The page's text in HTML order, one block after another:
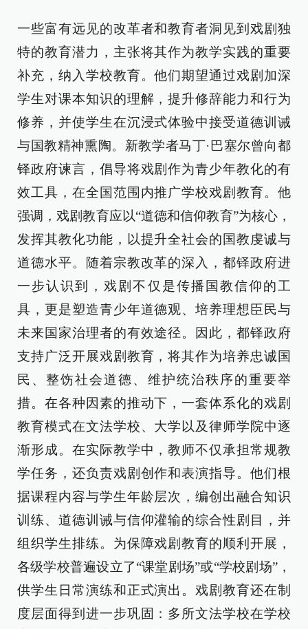
一些富有远见的改革者和教育者洞见到戏剧独
特的教育潜力，主张将其作为教学实践的重要
补充，纳入学校教育。他们期望通过戏剧加深
学生对课本知识的理解，提升修辞能力和行为
修养，并使学生在沉浸式体验中接受道德训诫
与国教精神熏陶。新教学者马丁·巴塞尔曾向都
铎政府谏言，倡导将戏剧作为青少年教化的有
效工具，在全国范围内推广学校戏剧教育。他
强调，戏剧教育应以“道德和信仰教育”为核心，
发挥其教化功能，以提升全社会的国教虔诚与
道德水平。随着宗教改革的深入，都铎政府进
一步认识到，戏剧不仅是传播国教信仰的工
具，更是塑造青少年道德观、培养理想臣民与
未来国家治理者的有效途径。因此，都铎政府
支持广泛开展戏剧教育，将其作为培养忠诚国
民、整饬社会道德、维护统治秩序的重要举
措。在各种因素的推动下，一套体系化的戏剧
教育模式在文法学校、大学以及律师学院中逐
渐形成。在实际教学中，教师不仅承担常规教
学任务，还负责戏剧创作和表演指导。他们根
据课程内容与学生年龄层次，编创出融合知识
训练、道德训诫与信仰灌输的综合性剧目，并
组织学生排练。为保障戏剧教育的顺利开展，
各级学校普遍设立了“课堂剧场”或“学校剧场”，
供学生日常演练和正式演出。戏剧教育还在制
度层面得到进一步巩固：多所文法学校在学校